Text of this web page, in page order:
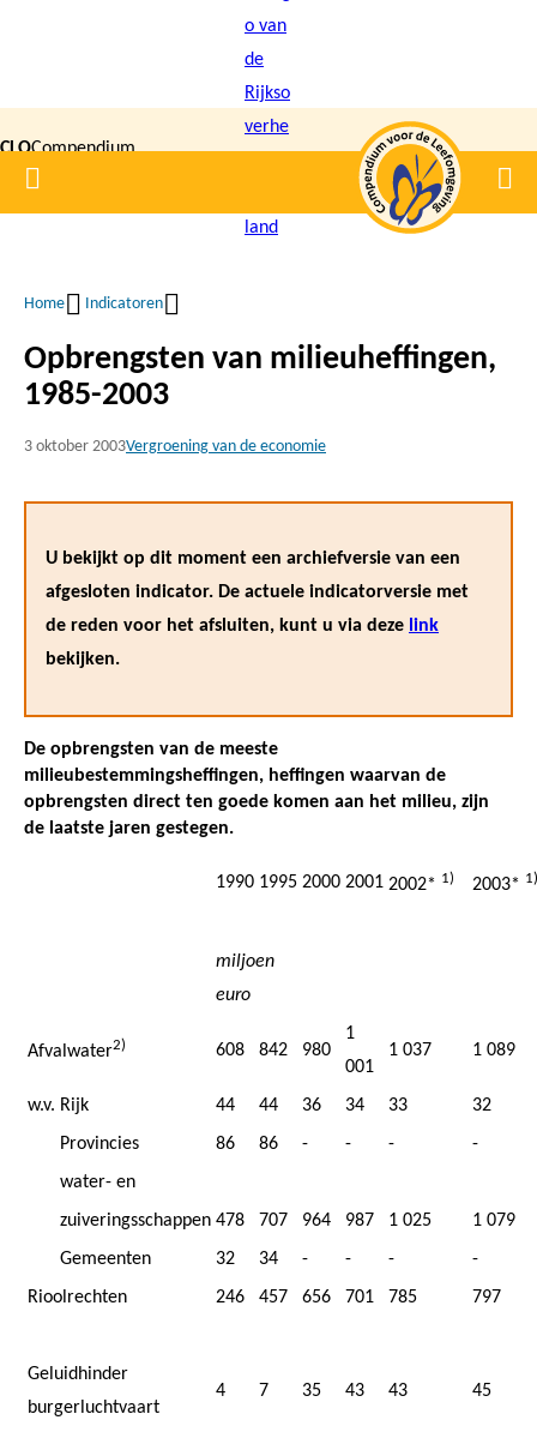
inhoud
gaan
CLOCompendium
voor de
Home
Kruimelpad
Home Indicatoren
Opbrengsten van milieuheffingen,
1985-2003
3 oktober 2003Vergroening van de economie
U bekijkt op dit moment een archiefversie van een
afgesloten indicator. De actuele indicatorversie met
de reden voor het afsluiten, kunt u via deze link
bekijken.
De opbrengsten van de meeste
milieubestemmingsheffingen, heffingen waarvan de
opbrengsten direct ten goede komen aan het milieu, zijn
de laatste jaren gestegen.
1990 1995 2000 2001 2002* 1) 2003* 1)
miljoen
euro
Afvalwater2) 608 842 980
1
001
1 037 1 089
w.v. Rijk 44 44 36 34 33
32
Provincies
86 86 - - -
-
water- en
zuiveringsschappen 478 707 964 987 1 025
1 079
Gemeenten
32 34 - - -
-
Rioolrechten
246 457 656 701 785 797
Geluidhinder
burgerluchtvaart
4 7 35 43 43 45